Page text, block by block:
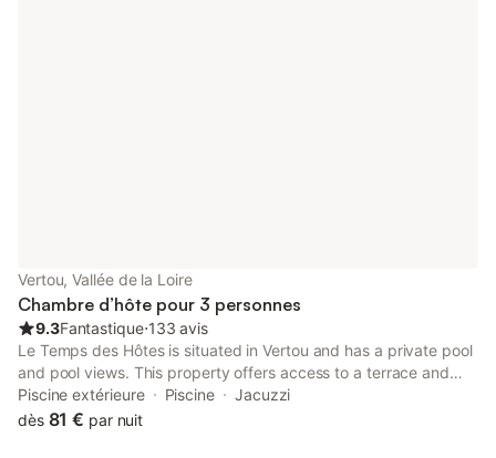
Vertou, Vallée de la Loire
Chambre d’hôte pour 3 personnes
9.3Fantastique⋅133 avis
Le Temps des Hôtes is situated in Vertou and has a private pool
and pool views. This property offers access to a terrace and
free private parking. Guests can use the hot tub and the spa
facilities, or enjoy garden views.
Piscine extérieure Piscine
Jacuzzi
dès 81 € par nuit